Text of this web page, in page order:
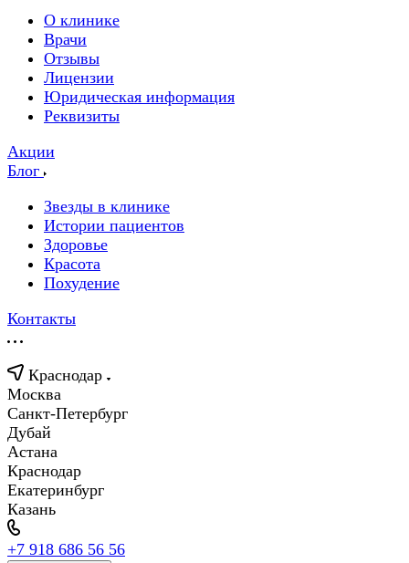
О клинике
Врачи
Отзывы
Лицензии
Юридическая информация
Реквизиты
Акции
Блог
Звезды в клинике
Истории пациентов
Здоровье
Красота
Похудение
Контакты
Краснодар
Москва
Санкт-Петербург
Дубай
Астана
Краснодар
Екатеринбург
Казань
+7 918 686 56 56